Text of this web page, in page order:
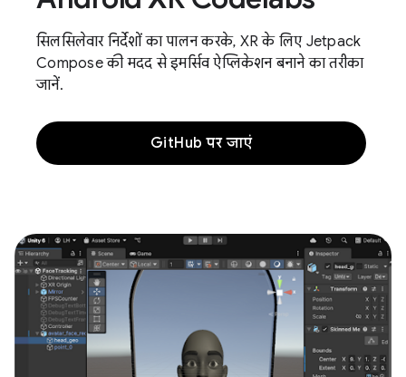
सिलसिलेवार निर्देशों का पालन करके, XR के लिए Jetpack
Compose की मदद से इमर्सिव ऐप्लिकेशन बनाने का तरीका
जानें.
GitHub पर जाएं